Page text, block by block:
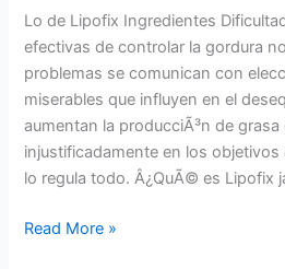
-
Cena-
BezpeÄnÃ½
nebo
ÃºÄinnÃ½-
Czech
Republic
Lo de Lipofix Ingredientes
efectivas de controlar la gordura
problemas se comunican con
miserables que influyen en el
aumentan la producciÃ³n de grasa
injustificadamente en los
lo regula todo. Â¿QuÃ© es Lipofix
Lipofix
Read More »